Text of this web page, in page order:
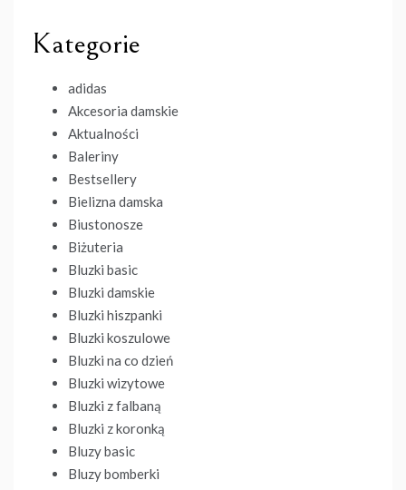
Kategorie
adidas
Akcesoria damskie
Aktualności
Baleriny
Bestsellery
Bielizna damska
Biustonosze
Biżuteria
Bluzki basic
Bluzki damskie
Bluzki hiszpanki
Bluzki koszulowe
Bluzki na co dzień
Bluzki wizytowe
Bluzki z falbaną
Bluzki z koronką
Bluzy basic
Bluzy bomberki